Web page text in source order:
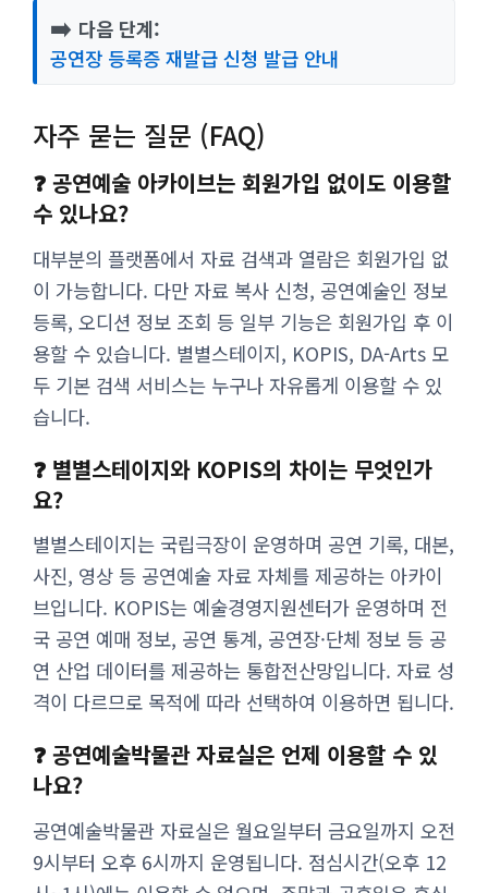
➡️ 다음 단계:
공연장 등록증 재발급 신청 발급 안내
자주 묻는 질문 (FAQ)
❓ 공연예술 아카이브는 회원가입 없이도 이용할
수 있나요?
대부분의 플랫폼에서 자료 검색과 열람은 회원가입 없
이 가능합니다. 다만 자료 복사 신청, 공연예술인 정보
등록, 오디션 정보 조회 등 일부 기능은 회원가입 후 이
용할 수 있습니다. 별별스테이지, KOPIS, DA-Arts 모
두 기본 검색 서비스는 누구나 자유롭게 이용할 수 있
습니다.
❓ 별별스테이지와 KOPIS의 차이는 무엇인가
요?
별별스테이지는 국립극장이 운영하며 공연 기록, 대본,
사진, 영상 등 공연예술 자료 자체를 제공하는 아카이
브입니다. KOPIS는 예술경영지원센터가 운영하며 전
국 공연 예매 정보, 공연 통계, 공연장·단체 정보 등 공
연 산업 데이터를 제공하는 통합전산망입니다. 자료 성
격이 다르므로 목적에 따라 선택하여 이용하면 됩니다.
❓ 공연예술박물관 자료실은 언제 이용할 수 있
나요?
공연예술박물관 자료실은 월요일부터 금요일까지 오전
9시부터 오후 6시까지 운영됩니다. 점심시간(오후 12